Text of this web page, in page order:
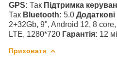
GPS: Так Підтримка
Так Bluetooth: 5.0
2+32Gb, 9", Android 12, 8
LTE, 1280*720 Гарантія: 12
Приховати